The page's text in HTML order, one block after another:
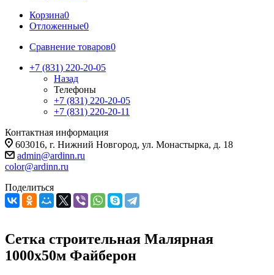
Корзина0
Отложенные0
Сравнение товаров0
+7 (831) 220-20-05
Назад
Телефоны
+7 (831) 220-20-05
+7 (831) 220-20-11
Контактная информация
603016, г. Нижний Новгород, ул. Монастырка, д. 18
admin@ardinn.ru
color@ardinn.ru
Поделиться
Сетка строительная Малярная
1000х50м Файберон